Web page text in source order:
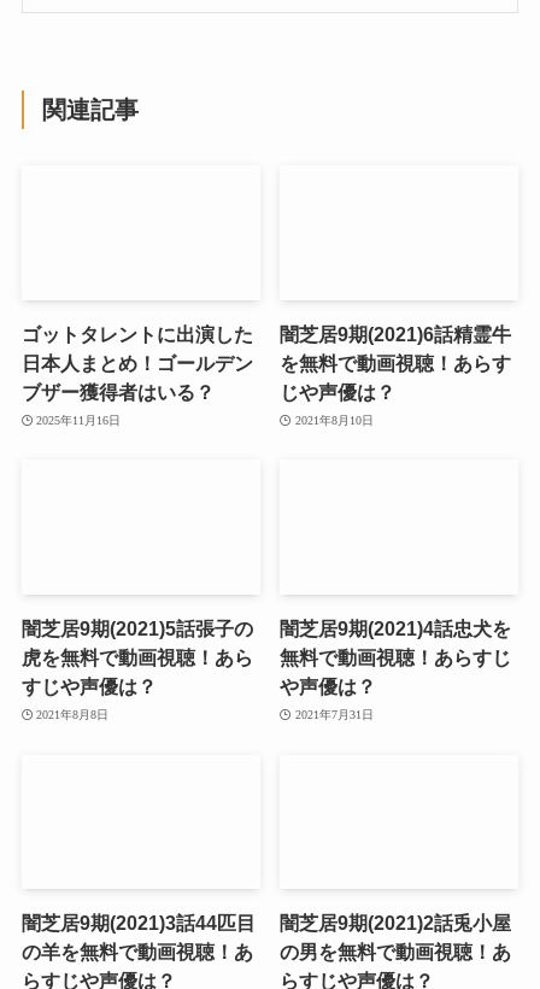
関連記事
ゴットタレントに出演した
日本人まとめ！ゴールデン
ブザー獲得者はいる？
2025年11月16日
闇芝居9期(2021)6話精霊牛
を無料で動画視聴！あらす
じや声優は？
2021年8月10日
闇芝居9期(2021)5話張子の
虎を無料で動画視聴！あら
すじや声優は？
2021年8月8日
闇芝居9期(2021)4話忠犬を
無料で動画視聴！あらすじ
や声優は？
2021年7月31日
闇芝居9期(2021)3話44匹目
の羊を無料で動画視聴！あ
らすじや声優は？
闇芝居9期(2021)2話兎小屋
の男を無料で動画視聴！あ
らすじや声優は？